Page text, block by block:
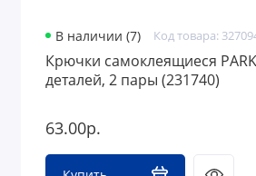
В наличии (7) Код товара:
Крючки самоклеящиеся
деталей, 2 пары (231740)
63.00р.